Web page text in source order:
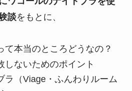
談をもとに、
て本当のところどうなの？
しないためのポイント
ラ（Viage・ふんわりルーム